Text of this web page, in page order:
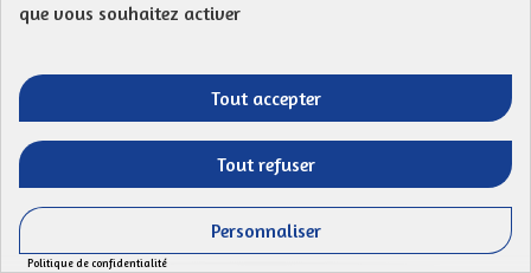
Indépendance énergétique
Mon Code postal (ex : 68 000) : Ma proposition : La
consommation d' électricité en Alsace est...
que vous souhaitez activer
Tout accepter
Tout refuser
Personnaliser
Politique de confidentialité